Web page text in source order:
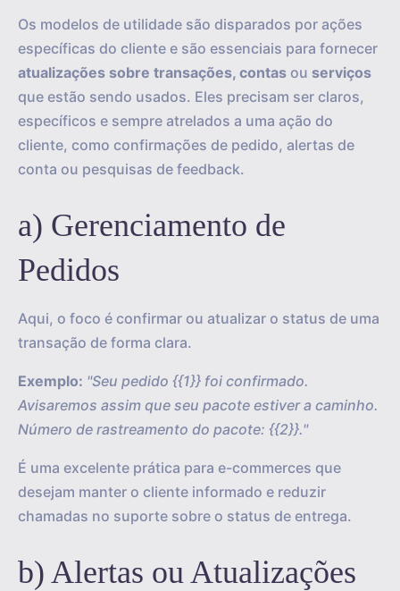
Os modelos de utilidade são disparados por ações
específicas do cliente e são essenciais para fornecer
atualizações sobre transações, contas ou serviços
que estão sendo usados. Eles precisam ser claros,
específicos e sempre atrelados a uma ação do
cliente, como confirmações de pedido, alertas de
conta ou pesquisas de feedback.
a) Gerenciamento de
Pedidos
Aqui, o foco é confirmar ou atualizar o status de uma
transação de forma clara.
Exemplo: "Seu pedido {{1}} foi confirmado.
Avisaremos assim que seu pacote estiver a caminho.
Número de rastreamento do pacote: {{2}}."
É uma excelente prática para e-commerces que
desejam manter o cliente informado e reduzir
chamadas no suporte sobre o status de entrega.
b) Alertas ou Atualizações